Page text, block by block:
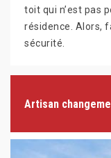
toit qui n’est pas
résidence. Alors,
sécurité.
Artisan